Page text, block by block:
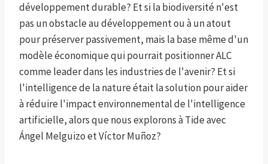
développement durable? Et si la biodiversité n'est
pas un obstacle au développement ou à un atout
pour préserver passivement, mais la base même d'un
modèle économique qui pourrait positionner ALC
comme leader dans les industries de l'avenir? Et si
l'intelligence de la nature était la solution pour aider
à réduire l'impact environnemental de l'intelligence
artificielle, alors que nous explorons à Tide avec
Ángel Melguizo et Víctor Muñoz?